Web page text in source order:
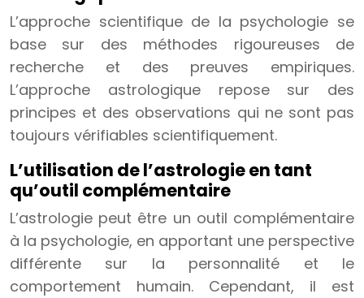
L’approche scientifique de la psychologie se
base sur des méthodes rigoureuses de
recherche et des preuves empiriques.
L’approche astrologique repose sur des
principes et des observations qui ne sont pas
toujours vérifiables scientifiquement.
L’utilisation de l’astrologie en tant
qu’outil complémentaire
L’astrologie peut être un outil complémentaire
à la psychologie, en apportant une perspective
différente sur la personnalité et le
comportement humain. Cependant, il est